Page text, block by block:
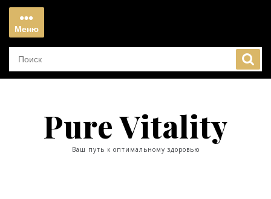
Перейти
содержимому
Меню
Меню
Pure Vitality
Ваш путь к оптимальному здоровью